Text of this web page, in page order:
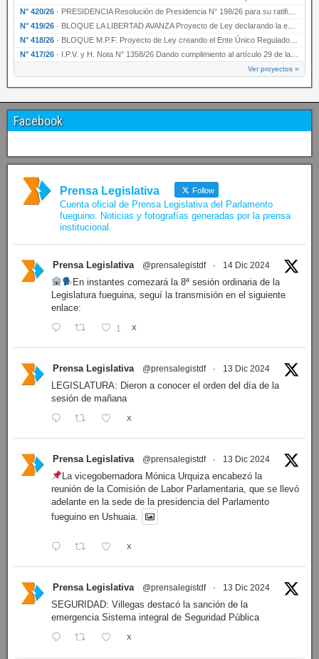
N° 420/26 · PRESIDENCIA Resolución de Presidencia N° 198/26 para su ratificación.
N° 419/26 · BLOQUE LA LIBERTAD AVANZA Proyecto de Ley declarando la esencialidad del servicio educativ…
N° 418/26 · BLOQUE M.P.F. Proyecto de Ley creando el Ente Único Regulador de servicios públicos de la …
N° 417/26 · I.P.V. y H. Nota N° 1358/26 Dando cumplimiento al artículo 29 de la Ley provincial N° 1399…
Ver proyectos »
Facebook
Prensa Legislativa Follow
Cuenta oficial de Prensa Legislativa del Parlamento
fueguino. Noticias y fotografías generadas por la prensa
institucional.
Prensa Legislativa @prensalegistdf · 14 Dic 2024
En instantes comezará la 8ª sesión ordinaria de la
Legislatura fueguina, seguí la transmisión en el siguiente
enlace:
1 X
Prensa Legislativa @prensalegistdf · 13 Dic 2024
LEGISLATURA: Dieron a conocer el orden del día de la
sesión de mañana
X
Prensa Legislativa @prensalegistdf · 13 Dic 2024
La vicegobernadora Mónica Urquiza encabezó la
reunión de la Comisión de Labor Parlamentaria, que se llevó
adelante en la sede de la presidencia del Parlamento
fueguino en Ushuaia.
X
Prensa Legislativa @prensalegistdf · 13 Dic 2024
SEGURIDAD: Villegas destacó la sanción de la
emergencia Sistema integral de Seguridad Pública
X